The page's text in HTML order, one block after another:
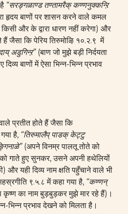
“सरङ्गळाण्ड तण्तामरैक् कण्णनुक्कन्ऱि
हृदय बाणों पर शासन करने वाले कमल
और के द्वारा धारण नहीं करेगा) और
हैं जैसा कि पेरिय तिरुमोऴि १०.२.९ में
अडुगिन्ऱ” (बाण जो मुझे बड़ी निर्दयता
बाणों में ऐसा भिन्न-भिन्न प्रभाव
प्रतीत होते हैं जैसा कि
है, “तिरुमालैप् पाडक् केट्टु
(अपने विनम्र पालतू तोते को
को गाते हुए सुनकर, उसने अपनी हथेलियों
यही दिव्य नाम क्षति पहुँचाने वाले भी
९.५.८ में कहा गया है, “कण्णन्
का नाम बुड़बुड़कर मुझे मार रहे हैं)।
भिन्न प्रभाव देखने को मिलता है।